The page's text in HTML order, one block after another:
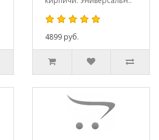
4899 руб.